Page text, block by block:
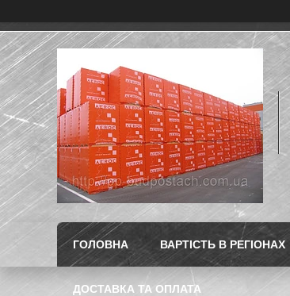
ГОЛОВНА ВАРТІСТЬ В РЕГІОНАХ
ДОСТАВКА ТА ОПЛАТА